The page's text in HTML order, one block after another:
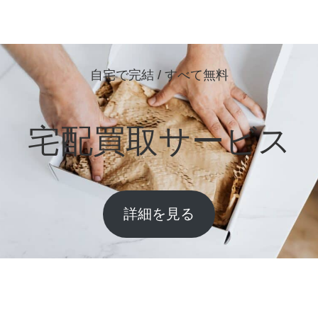
自宅で完結 / すべて無料
宅配買取サービス
詳細を見る